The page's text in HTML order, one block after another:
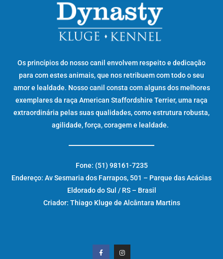
Os princípios do nosso canil envolvem respeito e dedicação
para com estes animais, que nos retribuem com todo o seu
amor e lealdade. Nosso canil consta com alguns dos melhores
exemplares da raça American Staffordshire Terrier, uma raça
extraordinária pelas suas qualidades, como estrutura robusta,
agilidade, força, coragem e lealdade.
Fone: (51) 98161-7235
Endereço: Av Sesmaria dos Farrapos, 501 – Parque das Acácias
Eldorado do Sul / RS – Brasil
Criador: Thiago Kluge de Alcântara Martins